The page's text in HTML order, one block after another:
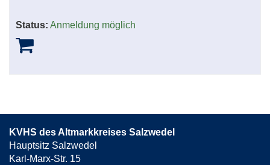
Status: Anmeldung möglich
KVHS des Altmarkkreises Salzwedel
Hauptsitz Salzwedel
Karl-Marx-Str. 15